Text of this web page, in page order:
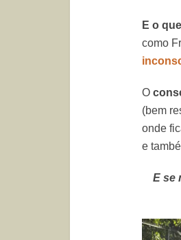
E o
como
O
(bem
onde
e
E se